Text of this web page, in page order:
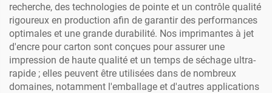
recherche, des technologies de pointe et un contrôle qualité
rigoureux en production afin de garantir des performances
optimales et une grande durabilité. Nos imprimantes à jet
d'encre pour carton sont conçues pour assurer une
impression de haute qualité et un temps de séchage ultra-
rapide ; elles peuvent être utilisées dans de nombreux
domaines, notamment l'emballage et d'autres applications